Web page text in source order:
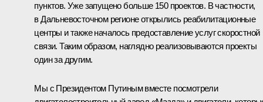
пунктов. Уже запущено больше 150 проектов. В частности,
в Дальневосточном регионе открылись реабилитационные
центры и также началось предоставление услуг скоростной
связи. Таким образом, наглядно реализовываются проекты
один за другим.
Мы с Президентом Путиным вместе посмотрели